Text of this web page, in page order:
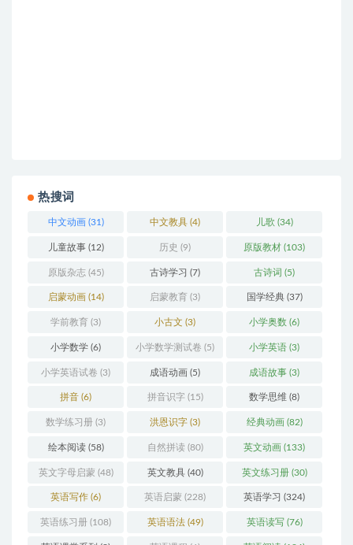
热搜词
中文动画(31) 中文教具 (4) 儿歌 (34)
儿童故事(12) 历史 (9) 原版教材 (103)
原版杂志(45) 古诗学习 (7) 古诗词 (5)
启蒙动画 (14) 启蒙教育 (3) 国学经典(37)
学前教育 (3) 小古文 (3) 小学奥数 (6)
小学数学 (6) 小学数学测试卷 (5) 小学英语 (3)
小学英语试卷 (3) 成语动画 (5) 成语故事 (3)
拼音 (6) 拼音识字 (15) 数学思维 (8)
数学练习册 (3) 洪恩识字 (3) 经典动画(82)
绘本阅读(58) 自然拼读 (80) 英文动画 (133)
英文字母启蒙(48) 英文教具(40) 英文练习册(30)
英语写作 (6) 英语启蒙 (228) 英语学习 (324)
英语练习册 (108) 英语语法(49) 英语读写(76)